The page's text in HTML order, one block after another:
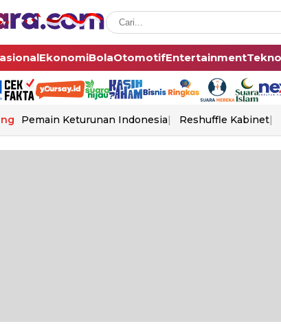
EkonomiBolaOtomotifEntertainmentTekno
Pemain Keturunan Indonesia Reshuffle Kabinet